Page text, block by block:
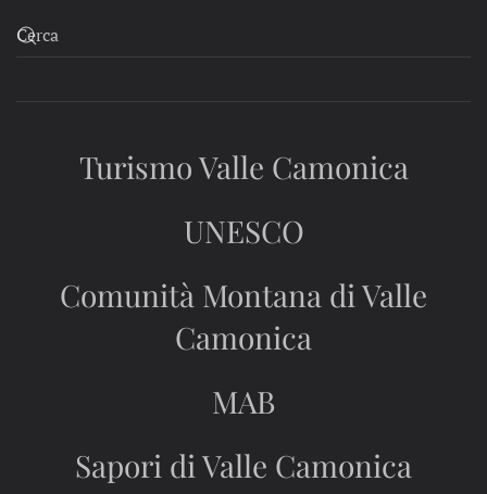
Turismo Valle Camonica
UNESCO
Comunità Montana di Valle
Camonica
MAB
Sapori di Valle Camonica